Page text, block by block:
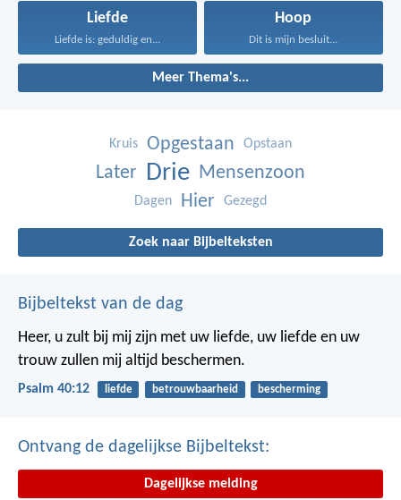
Liefde
Liefde is: geduldig en...
Hoop
Dit is mijn besluit...
Meer Thema's...
Kruis Opgestaan Opstaan
Later Drie Mensenzoon
Dagen Hier Gezegd
Zoek naar Bijbelteksten
Bijbeltekst van de dag
Heer, u zult bij mij zijn met uw liefde, uw liefde en uw
trouw zullen mij altijd beschermen.
Psalm 40:12 liefde betrouwbaarheid bescherming
Ontvang de dagelijkse Bijbeltekst:
Dagelijkse melding